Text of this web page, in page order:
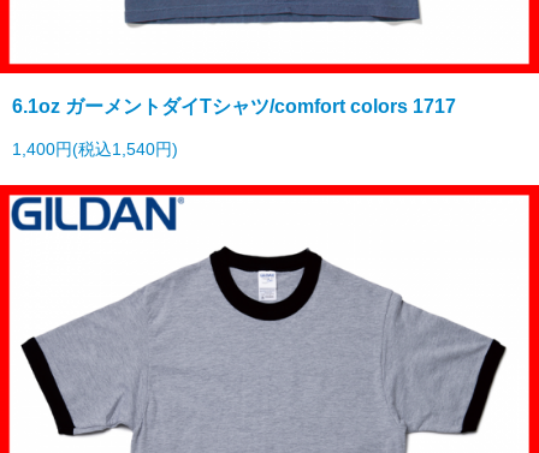
6.1oz ガーメントダイTシャツ/comfort colors 1717
1,400円(税込1,540円)